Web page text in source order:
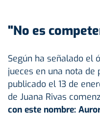
"No es
Según ha señalado el
jueces en una nota de
publicado el 13 de
de Juana Rivas
con este nombre: